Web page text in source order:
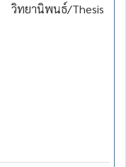
วิทยานิพนธ์/Thesis